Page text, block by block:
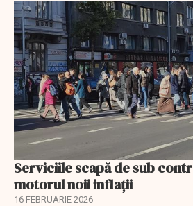
Serviciile scapă de sub
motorul noii inflații
16 FEBRUARIE 2026